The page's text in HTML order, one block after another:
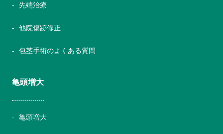
先端治療
他院傷跡修正
包茎手術のよくある質問
亀頭増大
亀頭増大